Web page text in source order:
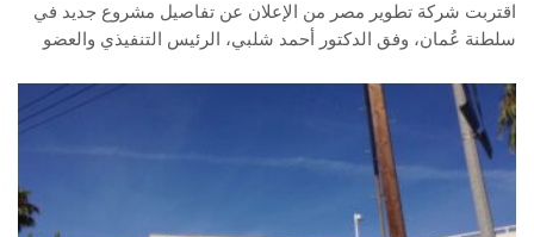
اقتربت شركة تطوير مصر من الإعلان عن تفاصيل مشروع جديد في
سلطنة عُمان، وفق الدكتور أحمد شلبي، الرئيس التنفيذي والعضو